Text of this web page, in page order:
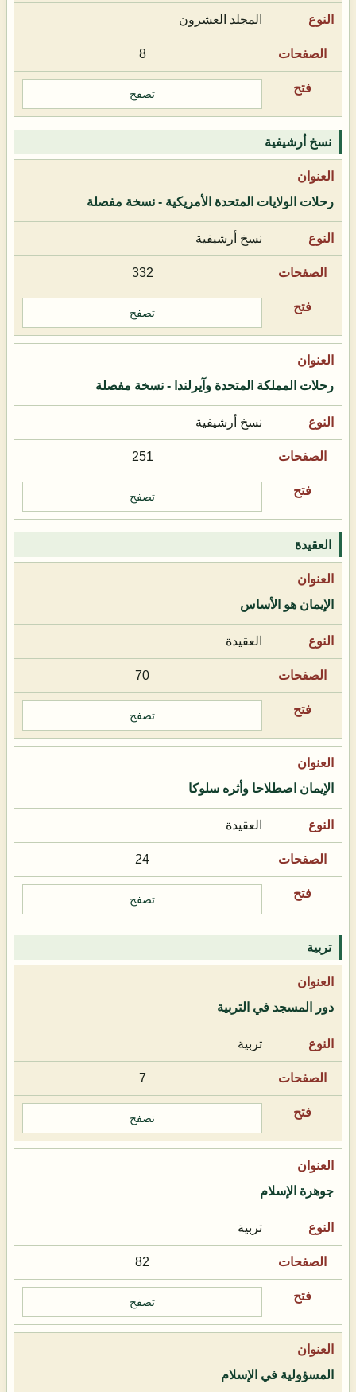
المجلد العشرون
8
تصفح
نسخ أرشيفية
رحلات الولايات المتحدة الأمريكية - نسخة مفصلة
نسخ أرشيفية
332
تصفح
رحلات المملكة المتحدة وآيرلندا - نسخة مفصلة
نسخ أرشيفية
251
تصفح
العقيدة
الإيمان هو الأساس
العقيدة
70
تصفح
الإيمان اصطلاحا وأثره سلوكا
العقيدة
24
تصفح
تربية
دور المسجد في التربية
تربية
7
تصفح
جوهرة الإسلام
تربية
82
تصفح
المسؤولية في الإسلام